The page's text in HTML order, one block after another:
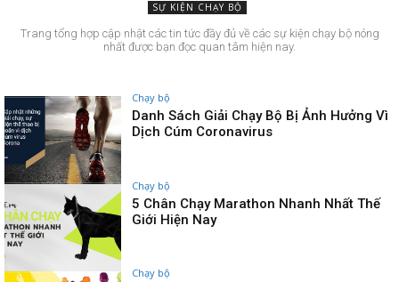
SỰ KIỆN CHẠY BỘ
Trang tổng hợp cập nhật các tin tức đầy đủ về các sự kiện chạy bộ nóng
nhất được bạn đọc quan tâm hiện nay.
Chạy bộ
Danh Sách Giải Chạy Bộ Bị Ảnh Hưởng Vì
Dịch Cúm Coronavirus
Chạy bộ
5 Chân Chạy Marathon Nhanh Nhất Thế
Giới Hiện Nay
Chạy bộ